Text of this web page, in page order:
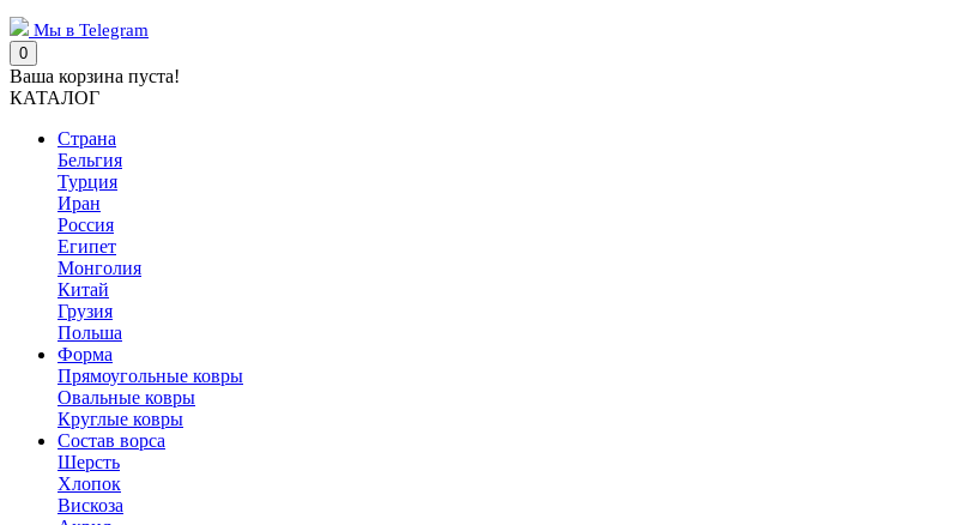
Мы в Telegram
0
Ваша корзина пуста!
КАТАЛОГ
Страна
Бельгия
Турция
Иран
Россия
Египет
Монголия
Китай
Грузия
Польша
Форма
Прямоугольные ковры
Овальные ковры
Круглые ковры
Состав ворса
Шерсть
Хлопок
Вискоза